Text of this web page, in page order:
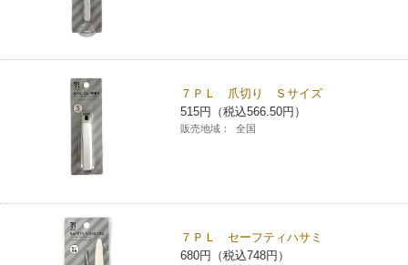
７ＰＬ 爪切り Ｓサイズ
515円（税込566.50円）
販売地域： 全国
７ＰＬ セーフティハサミ
680円（税込748円）